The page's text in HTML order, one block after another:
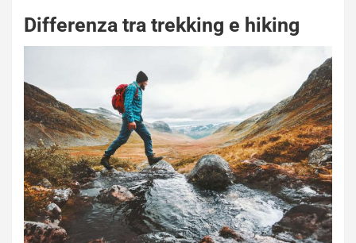
Differenza tra trekking e hiking